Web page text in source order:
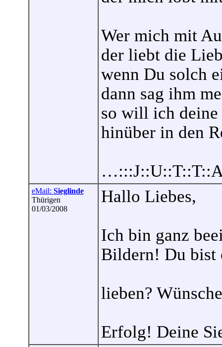
Wer mich mit
der liebt die
wenn Du solch
dann sag ihm
so will ich deine
hinüber in den
eMail: Sieglinde
Thürigen
01/03/2008
Hallo Liebes,
Ich bin ganz
Bildern! Du bist
lieben?
Erfolg! Deine